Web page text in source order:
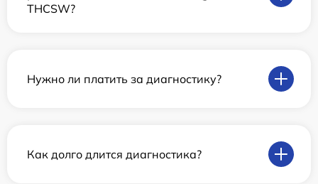
THCSW?
Нужно ли платить за диагностику?
Как долго длится диагностика?